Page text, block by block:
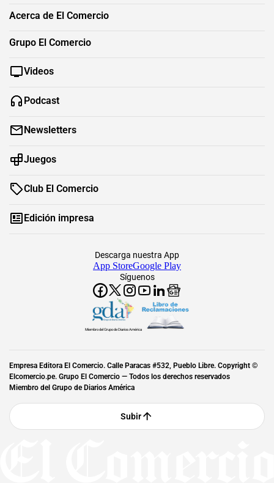
Acerca de El Comercio
Grupo El Comercio
Videos
Podcast
Newsletters
Juegos
Club El Comercio
Edición impresa
Síguenos
Descarga nuestra App
App StoreGoogle Play
Miembro del Grupo de Diarios América
Empresa Editora El Comercio. Calle Paracas #532, Pueblo Libre. Copyright ©
Elcomercio.pe. Grupo El Comercio — Todos los derechos reservados
Miembro del Grupo de Diarios América
Subir